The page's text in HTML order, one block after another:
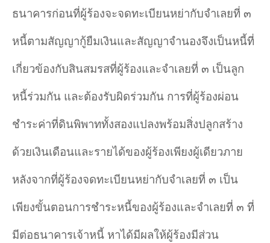
ธนาคารก่อนที่ผู้ร้องจะจดทะเบียนหย่ากับจำเลยที่ ๓
หนี้ตามสัญญากู้ยืมเงินและสัญญาจำนองจึงเป็นหนี้ที่
เกี่ยวข้องกับสินสมรสที่ผู้ร้องและจำเลยที่ ๓ เป็นลูก
หนี้ร่วมกัน และต้องรับผิดร่วมกัน การที่ผู้ร้องผ่อน
ชำระค่าที่ดินพิพาททั้งสองแปลงพร้อมสิ่งปลูกสร้าง
ด้วยเงินเดือนและรายได้ของผู้ร้องเพียงผู้เดียวภาย
หลังจากที่ผู้ร้องจดทะเบียนหย่ากับจำเลยที่ ๓ เป็น
เพียงขั้นตอนการชำระหนี้ของผู้ร้องและจำเลยที่ ๓ ที่
มีต่อธนาคารเจ้าหนี้ หาได้มีผลให้ผู้ร้องมีส่วน